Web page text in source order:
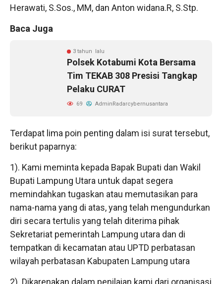
Herawati, S.Sos., MM, dan Anton widana.R, S.Stp.
Baca Juga
3 tahun lalu
Polsek Kotabumi Kota Bersama
Tim TEKAB 308 Presisi Tangkap
Pelaku CURAT
69 AdminRadarcybernusantara
Terdapat lima poin penting dalam isi surat tersebut,
berikut paparnya:
1). Kami meminta kepada Bapak Bupati dan Wakil
Bupati Lampung Utara untuk dapat segera
memindahkan tugaskan atau memutasikan para
nama-nama yang di atas, yang telah mengundurkan
diri secara tertulis yang telah diterima pihak
Sekretariat pemerintah Lampung utara dan di
tempatkan di kecamatan atau UPTD perbatasan
wilayah perbatasan Kabupaten Lampung utara
2). Dikarenakan dalam penilaian kami dari organisasi